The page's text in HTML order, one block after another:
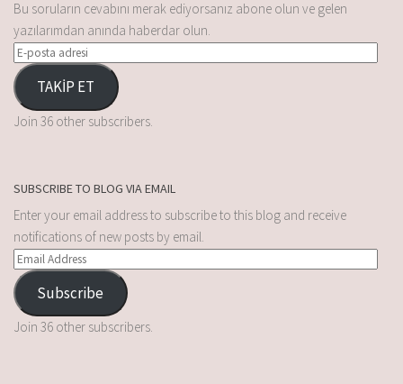
Bu soruların cevabını merak ediyorsanız abone olun ve gelen
yazılarımdan anında haberdar olun.
TAKİP ET
Join 36 other subscribers.
SUBSCRIBE TO BLOG VIA EMAIL
Enter your email address to subscribe to this blog and receive
notifications of new posts by email.
Subscribe
Join 36 other subscribers.